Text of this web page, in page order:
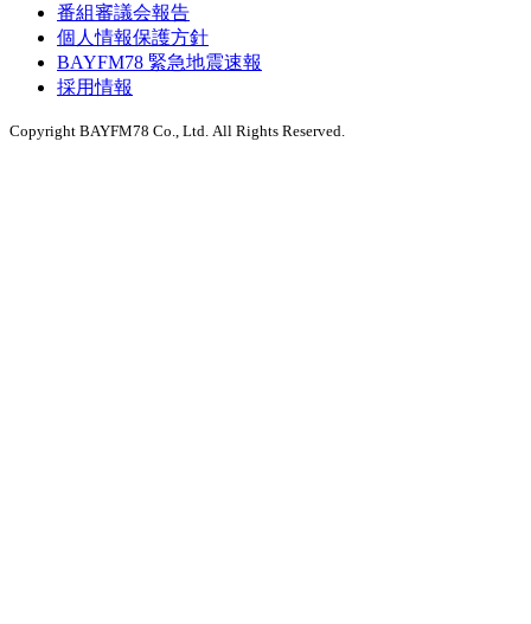
番組審議会報告
個人情報保護方針
BAYFM78 緊急地震速報
採用情報
Copyright BAYFM78 Co., Ltd. All Rights Reserved.